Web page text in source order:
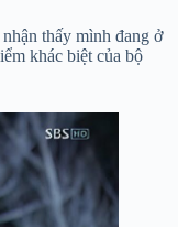
thấy mình đang ở
khác biệt của bộ